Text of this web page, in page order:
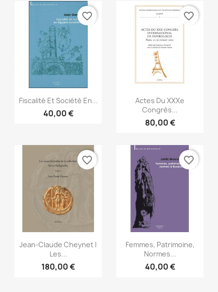
Aperçu rapide
Fiscalité Et Société En...
40,00 €
favorite_border
Aperçu rapide
Actes Du XXXe
Congrès...
80,00 €
favorite_border
Aperçu rapide
Jean-Claude Cheynet |
Les...
180,00 €
favorite_border
Aperçu rapide
Femmes, Patrimoine,
Normes...
40,00 €
favorite_border